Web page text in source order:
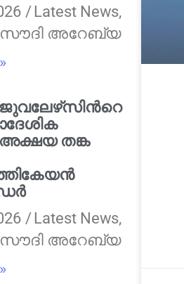
Latest News,
സൗദി അറേബ്യ
തങ്ക
Latest News,
സൗദി അറേബ്യ